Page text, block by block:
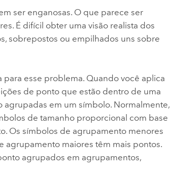
ser enganosas. O que parece ser
É difícil obter uma visão realista dos
sobrepostos ou empilhados uns sobre
esse problema. Quando você aplica
de ponto que estão dentro de uma
agrupadas em um símbolo. Normalmente,
de tamanho proporcional com base
Os símbolos de agrupamento menores
agrupamento maiores têm mais pontos.
agrupados em agrupamentos,